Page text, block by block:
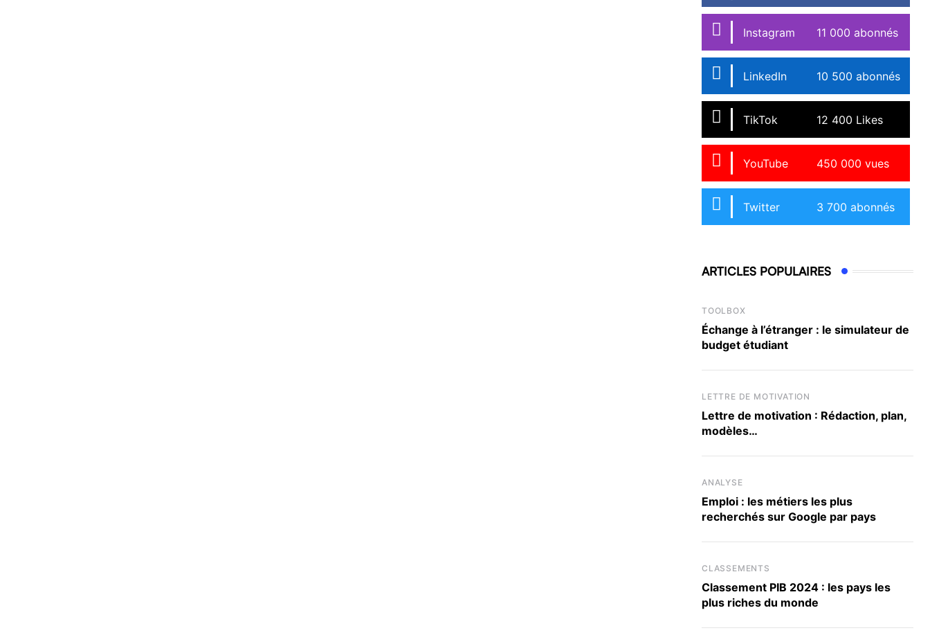
Instagram 11 000 abonnés
LinkedIn 10 500 abonnés
TikTok 12 400 Likes
YouTube 450 000 vues
Twitter 3 700 abonnés
ARTICLES POPULAIRES
TOOLBOX
Échange à l’étranger : le simulateur de
budget étudiant
LETTRE DE MOTIVATION
Lettre de motivation : Rédaction, plan,
modèles…
ANALYSE
Emploi : les métiers les plus
recherchés sur Google par pays
CLASSEMENTS
Classement PIB 2024 : les pays les
plus riches du monde